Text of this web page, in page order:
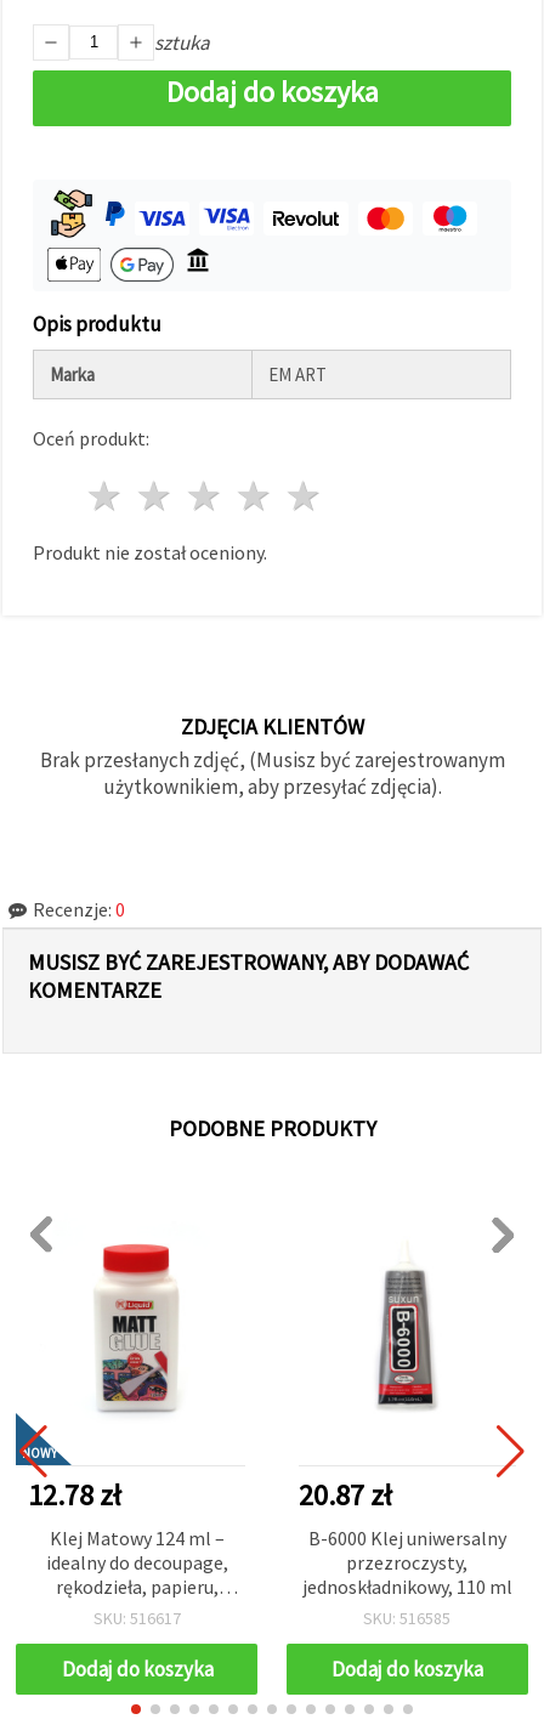
wybierając
plików
przycisk
Akceptuj
wszystkie
Ustawienia
sztuka
Dodaj do koszyka
Opis produktu
Marka EM ART
Oceń produkt:
4 gwiazdy
3 gwiazdy
2 gwiazdy
1 gwiazda
Produkt nie został oceniony.
ZDJĘCIA KLIENTÓW
Brak przesłanych zdjęć, (Musisz być zarejestrowanym
użytkownikiem, aby przesyłać zdjęcia).
Recenzje: 0
MUSISZ BYĆ ZAREJESTROWANY, ABY DODAWAĆ
KOMENTARZE
PODOBNE PRODUKTY
NOWY
12.78 zł
Klej Matowy 124 ml –
idealny do decoupage,
rękodzieła, papieru,
tkanin i projektów DIY –
wykończenie
SKU: 516617
Dodaj do koszyka
20.87 zł
B-6000 Klej uniwersalny
przezroczysty,
jednoskładnikowy, 110 ml
SKU: 516585
Dodaj do koszyka